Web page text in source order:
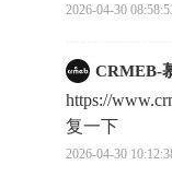
2026-04-30
CRMEB-
https://
复一下
2026-04-30